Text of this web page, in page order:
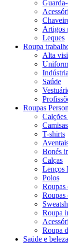
Artigos
Leques
Roupa
Alta
Saúde
Roupas
Calções
Camisas
T-shirts
Bonés
Calças
Lenços
Polos
Roupas
Roupa
Roupa
Saúde e beleza